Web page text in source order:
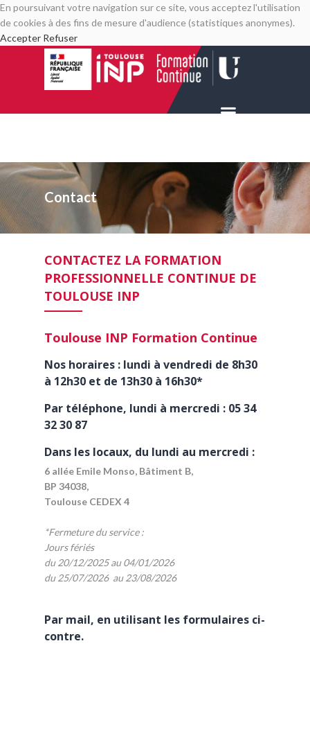
En poursuivant votre navigation sur ce site, vous acceptez l'utilisation
de cookies à des fins de mesure d'audience (statistiques anonymes).
Accepter Refuser
Contact
CONTACTEZ LA FORMATION
PROFESSIONNELLE CONTINUE DE
TOULOUSE INP
Toulouse INP Formation Continue
Nos horaires : lundi à vendredi de 8h30
à 12h30 et de 13h30 à 16h30*
Par téléphone, lundi à mercredi : 05 34
32 30 87
Dans les locaux, du lundi au mercredi :
6 allée Emile Monso, Bâtiment B,
BP 34038,
Toulouse CEDEX 4
*Fermeture du service :
Jours fériés
du 20/12/2025 au 04/01/2026
du 25/07/2026 au 23/08/2026
Par mail, en utilisant les formulaires ci-
contre.